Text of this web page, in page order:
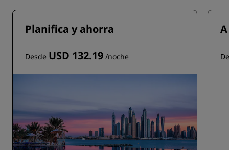
Planifica y ahorra
Desde USD 132.19 /noche